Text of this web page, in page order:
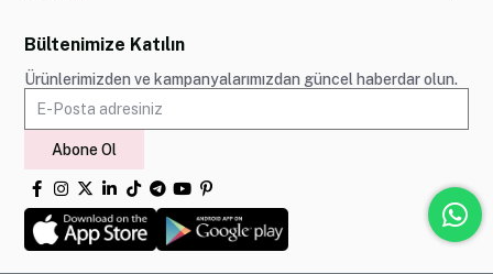
Bültenimize Katılın
Ürünlerimizden ve kampanyalarımızdan güncel haberdar olun.
Abone Ol